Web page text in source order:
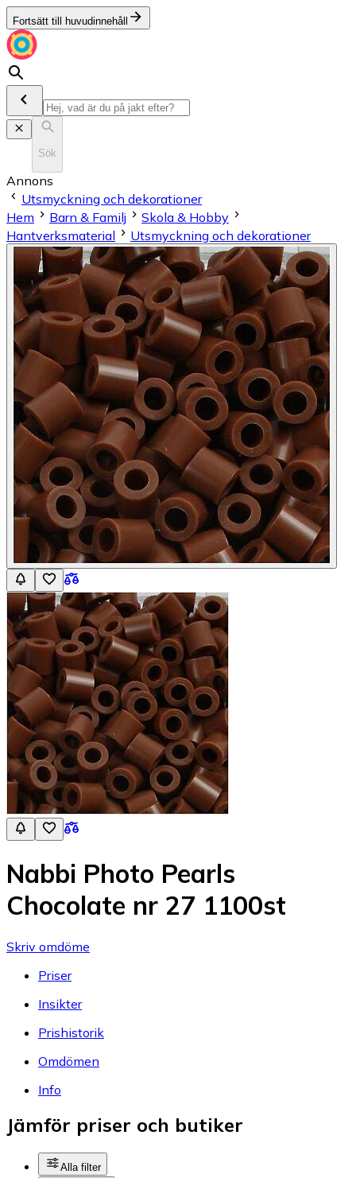
Fortsätt till huvudinnehåll
Sök
Annons
Utsmyckning och dekorationer
Hem
Barn & Familj
Skola & Hobby
Hantverksmaterial
Utsmyckning och dekorationer
Nabbi Photo Pearls
Chocolate nr 27 1100st
Skriv omdöme
Priser
Insikter
Prishistorik
Omdömen
Info
Jämför priser och butiker
Alla filter